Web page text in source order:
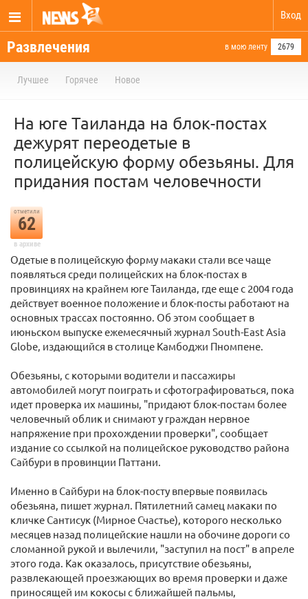
Вход
Развлечения в мою ленту 2679
Лучшее Горячее Новое
На юге Таиланда на блок-постах
дежурят переодетые в
полицейскую форму обезьяны. Для
придания постам человечности
отметили
62
в архиве
Одетые в полицейскую форму макаки стали все чаще
появляться среди полицейских на блок-постах в
провинциях на крайнем юге Таиланда, где еще с 2004 года
действует военное положение и блок-посты работают на
основных трассах постоянно. Об этом сообщает в
июньском выпуске ежемесячный журнал South-Еast Asia
Globe, издающийся в столице Камбоджи Пномпене.
Обезьяны, с которыми водители и пассажиры
автомобилей могут поиграть и сфотографироваться, пока
идет проверка их машины, "придают блок-постам более
человечный облик и снимают у граждан нервное
напряжение при прохождении проверки", сообщает
издание со ссылкой на полицейское руководство района
Сайбури в провинции Паттани.
Именно в Сайбури на блок-посту впервые появилась
обезьяна, пишет журнал. Пятилетний самец макаки по
кличке Сантисук (Мирное Счастье), которого несколько
месяцев назад полицейские нашли на обочине дороги со
сломанной рукой и вылечили, "заступил на пост" в апреле
этого года. Как оказалось, присутствие обезьяны,
развлекающей проезжающих во время проверки и даже
приносящей им кокосы с ближайшей пальмы,